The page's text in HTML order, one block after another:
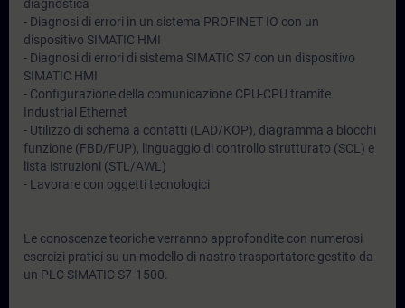
diagnostica
- Diagnosi di errori in un sistema PROFINET IO con un
dispositivo SIMATIC HMI
- Diagnosi di errori di sistema SIMATIC S7 con un dispositivo
SIMATIC HMI
- Configurazione della comunicazione CPU-CPU tramite
Industrial Ethernet
- Utilizzo di schema a contatti (LAD/KOP), diagramma a blocchi
funzione (FBD/FUP), linguaggio di controllo strutturato (SCL) e
lista istruzioni (STL/AWL)
- Lavorare con oggetti tecnologici
Le conoscenze teoriche verranno approfondite con numerosi
esercizi pratici su un modello di nastro trasportatore gestito da
un PLC SIMATIC S7-1500.